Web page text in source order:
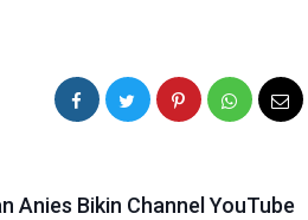
Anies Bikin Channel YouTube